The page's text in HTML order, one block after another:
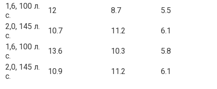
1,6, 100 л.
с.
12 8.7
5.5
2,0, 145 л.
с.
10.7 11.2
6.1
1,6, 100 л.
с.
13.6 10.3
5.8
2,0, 145 л.
с.
10.9 11.2 6.1